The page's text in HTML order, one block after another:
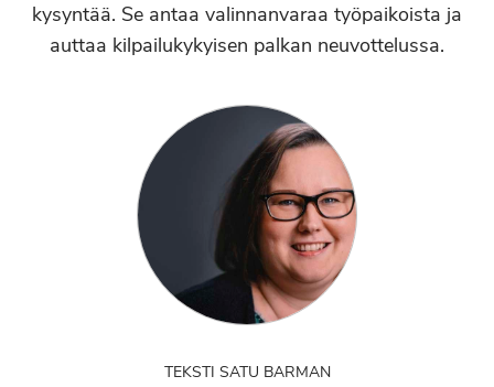
kysyntää. Se antaa valinnanvaraa työpaikoista ja
auttaa kilpailukykyisen palkan neuvottelussa.
TEKSTI SATU BARMAN